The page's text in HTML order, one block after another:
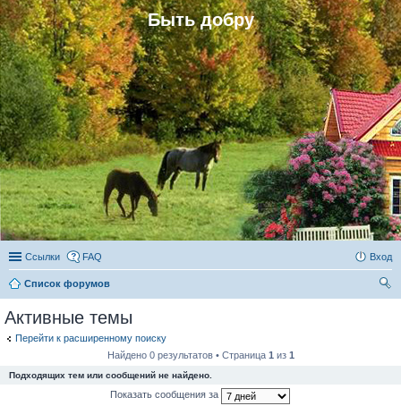
Быть добру
Ссылки FAQ Вход
Список форумов
Активные темы
Перейти к расширенному поиску
Найдено 0 результатов • Страница 1 из 1
Подходящих тем или сообщений не найдено.
Показать сообщения за